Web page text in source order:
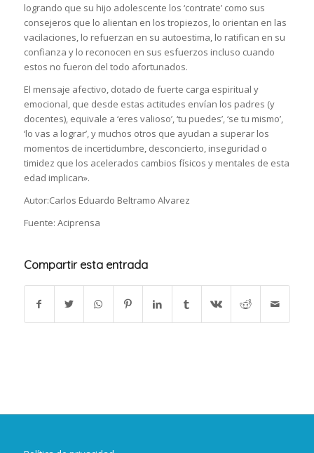
logrando que su hijo adolescente los ‘contrate’ como sus
consejeros que lo alientan en los tropiezos, lo orientan en las
vacilaciones, lo refuerzan en su autoestima, lo ratifican en su
confianza y lo reconocen en sus esfuerzos incluso cuando
estos no fueron del todo afortunados.
El mensaje afectivo, dotado de fuerte carga espiritual y
emocional, que desde estas actitudes envían los padres (y
docentes), equivale a ‘eres valioso’, ‘tu puedes’, ‘se tu mismo’,
‘lo vas a lograr’, y muchos otros que ayudan a superar los
momentos de incertidumbre, desconcierto, inseguridad o
timidez que los acelerados cambios físicos y mentales de esta
edad implican».
Autor:Carlos Eduardo Beltramo Alvarez
Fuente: Aciprensa
Compartir esta entrada